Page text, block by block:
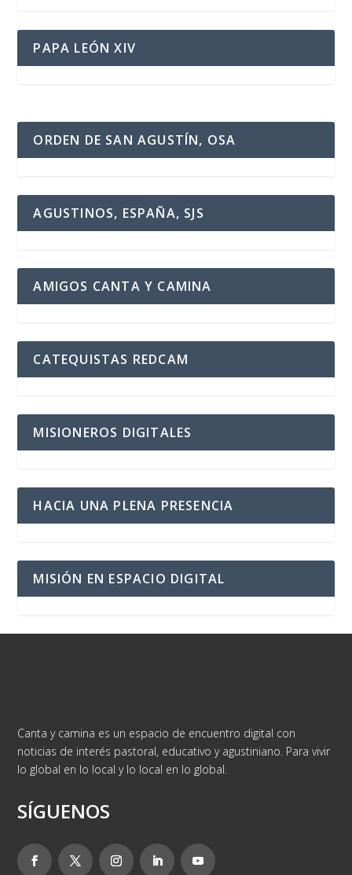
PAPA LEÓN XIV
ORDEN DE SAN AGUSTÍN, OSA
AGUSTINOS, ESPAÑA, SJS
AMIGOS CANTA Y CAMINA
CATEQUISTAS REDCAM
MISIONEROS DIGITALES
HACIA UNA PLENA PRESENCIA
MISIÓN EN ESPACIO DIGITAL
Canta y camina es un espacio de encuentro digital con
noticias de interés pastoral, educativo y agustiniano. Para vivir
lo global en lo local y lo local en lo global.
SÍGUENOS